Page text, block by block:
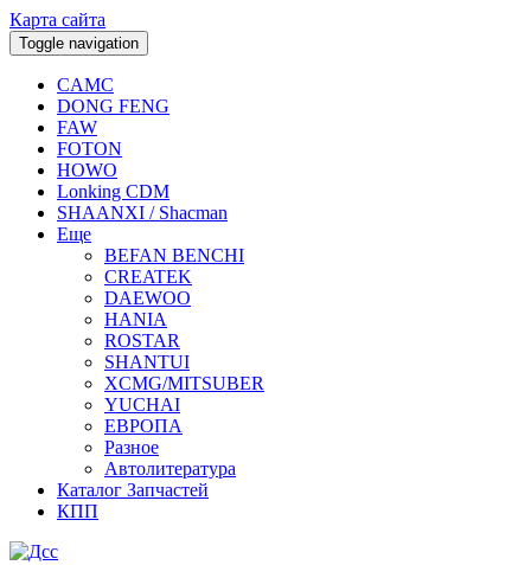
Карта сайта
Toggle navigation
CAMC
DONG FENG
FAW
FOTON
HOWO
Lonking CDM
SHAANXI / Shacman
Еще
BEFAN BENCHI
CREATEK
DAEWOO
HANIA
ROSTAR
SHANTUI
XCMG/MITSUBER
YUCHAI
ЕВРОПА
Разное
Aвтолитература
Каталог Запчастей
КПП